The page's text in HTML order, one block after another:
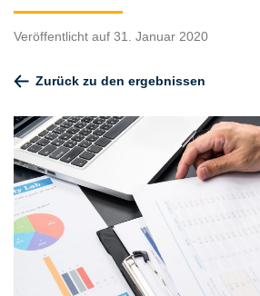
Veröffentlicht auf 31. Januar 2020
Zurück zu den ergebnissen